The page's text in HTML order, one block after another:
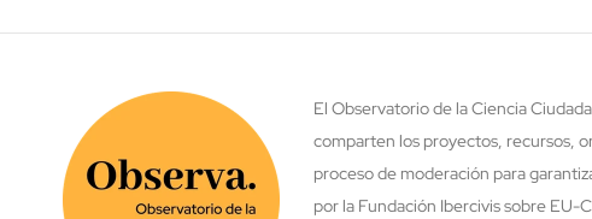
El Observatorio de la Ciencia
comparten los proyectos, recursos,
proceso de moderación para
por la Fundación Ibercivis sobre